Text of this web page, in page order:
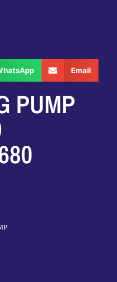
Email
PUMP